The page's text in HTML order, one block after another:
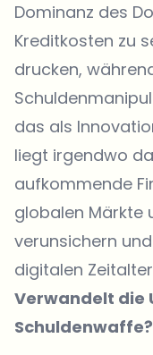
Dominanz des
Kreditkosten zu
drucken,
das als
liegt irgendwo
aufkommende
globalen Märkte
verunsichern
digitalen
Verwandelt die
Schuldenwaffe?